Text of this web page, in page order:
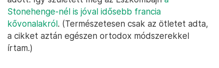
Stonehenge-nél is jóval idősebb francia
kővonalakról. (Természetesen csak az ötletet adta,
a cikket aztán egészen ortodox módszerekkel
írtam.)